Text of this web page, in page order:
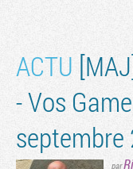
ACTU
- Vos
septembre
par